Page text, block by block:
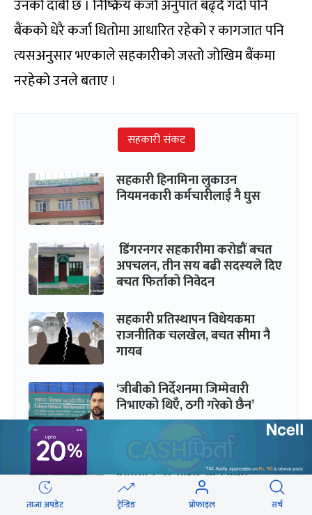
उनको दाबी छ । निष्क्रिय कर्जा अनुपात बढ्दै गर्दा पनि
बैंकको धेरै कर्जा धितोमा आधारित रहेको र कागजात पनि
त्यसअनुसार भएकाले सहकारीको जस्तो जोखिम बैंकमा
नरहेको उनले बताए ।
सहकारी संकट
सहकारी हिनामिना लुकाउन
नियमनकारी कर्मचारीलाई नै घुस
डिंगरनगर सहकारीमा करोडौं बचत
अपचलन, तीन सय बढी सदस्यले दिए
बचत फिर्ताको निवेदन
सहकारी प्रतिस्थापन विधेयकमा
राजनीतिक चलखेल, बचत सीमा नै
गायब
‘जीबीको निर्देशनमा जिम्मेवारी
निभाएको थिएँ, ठगी गरेको छैन’
साहारा चितवनमा रविसहित १४ नयाँ
प्रतिवादी, ३८ करोड बढी बिगो
मागदाबी गर्नुपर्ने राय
ताजा अपडेट ट्रेन्डिङ प्रोफाइल सर्च